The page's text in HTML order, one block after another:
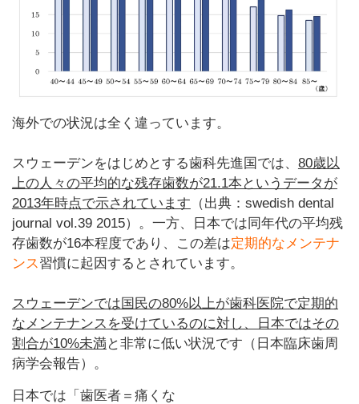
海外での状況は全く違っています。
スウェーデンをはじめとする歯科先進国では、 80歳以
上の人々の平均的な残存歯数が21.1本というデータが
2013年時点で示されています （出典：swedish dental
journal vol.39 2015）。一方、日本では同年代の平均残
存歯数が16本程度であり、この差は定期的なメンテナ
ンス習慣に起因するとされています。
スウェーデンでは国民の80%以上が歯科医院で定期的
なメンテナンスを受けているのに対し、日本ではその
割合が10%未満と非常に低い状況です（日本臨床歯周
病学会報告）。
日本では「歯医者＝痛くな